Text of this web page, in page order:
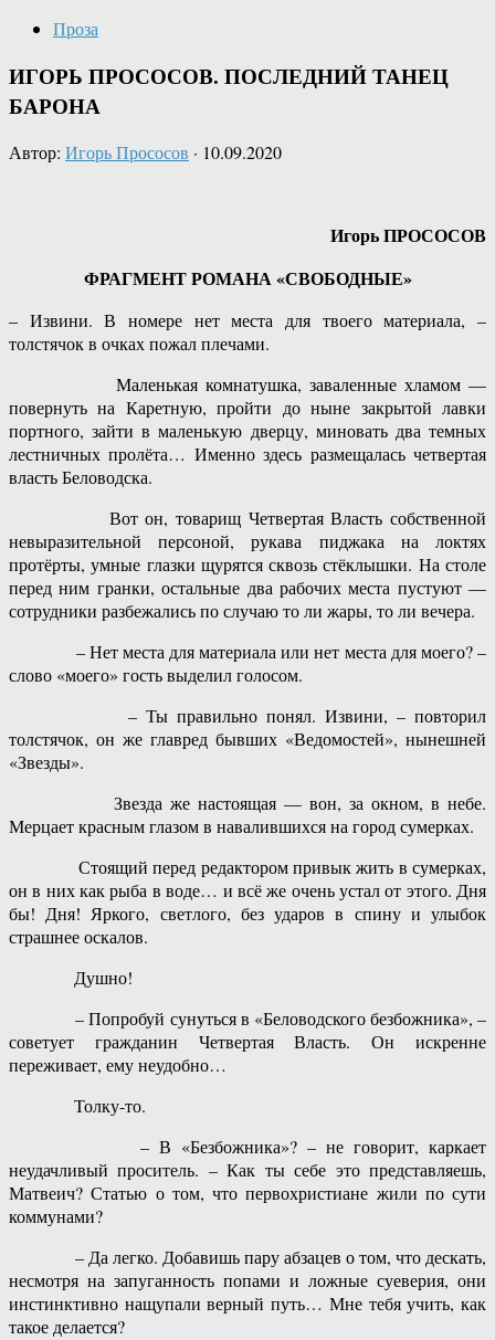
Проза
ИГОРЬ ПРОСОСОВ. ПОСЛЕДНИЙ ТАНЕЦ
БАРОНА
Автор: Игорь Прососов · 10.09.2020
Игорь ПРОСОСОВ
ФРАГМЕНТ РОМАНА «СВОБОДНЫЕ»
– Извини. В номере нет места для твоего материала, –
толстячок в очках пожал плечами.
Маленькая комнатушка, заваленные хламом —
повернуть на Каретную, пройти до ныне закрытой лавки
портного, зайти в маленькую дверцу, миновать два темных
лестничных пролёта… Именно здесь размещалась четвертая
власть Беловодска.
Вот он, товарищ Четвертая Власть собственной
невыразительной персоной, рукава пиджака на локтях
протёрты, умные глазки щурятся сквозь стёклышки. На столе
перед ним гранки, остальные два рабочих места пустуют —
сотрудники разбежались по случаю то ли жары, то ли вечера.
– Нет места для материала или нет места для моего? –
слово «моего» гость выделил голосом.
– Ты правильно понял. Извини, – повторил
толстячок, он же главред бывших «Ведомостей», нынешней
«Звезды».
Звезда же настоящая — вон, за окном, в небе.
Мерцает красным глазом в навалившихся на город сумерках.
Стоящий перед редактором привык жить в сумерках,
он в них как рыба в воде… и всё же очень устал от этого. Дня
бы! Дня! Яркого, светлого, без ударов в спину и улыбок
страшнее оскалов.
Душно!
– Попробуй сунуться в «Беловодского безбожника», –
советует гражданин Четвертая Власть. Он искренне
переживает, ему неудобно…
Толку-то.
– В «Безбожника»? – не говорит, каркает
неудачливый проситель. – Как ты себе это представляешь,
Матвеич? Статью о том, что первохристиане жили по сути
коммунами?
– Да легко. Добавишь пару абзацев о том, что дескать,
несмотря на запуганность попами и ложные суеверия, они
инстинктивно нащупали верный путь… Мне тебя учить, как
такое делается?